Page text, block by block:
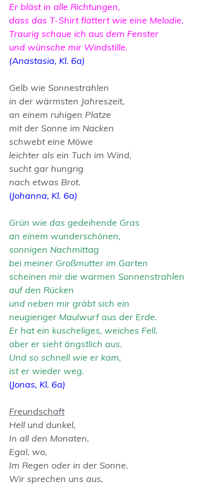
Er bläst in alle Richtungen,
dass das T-Shirt flattert wie eine Melodie.
Traurig schaue ich aus dem Fenster
und wünsche mir Windstille.
(Anastasia, Kl. 6a)
Gelb wie Sonnestrahlen
in der wärmsten Jahreszeit,
an einem ruhigen Platze
mit der Sonne im Nacken
schwebt eine Möwe
leichter als ein Tuch im Wind,
sucht gar hungrig
nach etwas Brot.
(Johanna, Kl. 6a)
Grün wie das gedeihende Gras
an einem wunderschönen,
sonnigen Nachmittag
bei meiner Großmutter im Garten
scheinen mir die warmen Sonnenstrahlen
auf den Rücken
und neben mir gräbt sich ein
neugieriger Maulwurf aus der Erde.
Er hat ein kuscheliges, weiches Fell,
aber er sieht ängstlich aus.
Und so schnell wie er kam,
ist er wieder weg.
(Jonas, Kl. 6a)
Freundschaft
Hell und dunkel,
In all den Monaten,
Egal, wo,
Im Regen oder in der Sonne.
Wir sprechen uns aus,